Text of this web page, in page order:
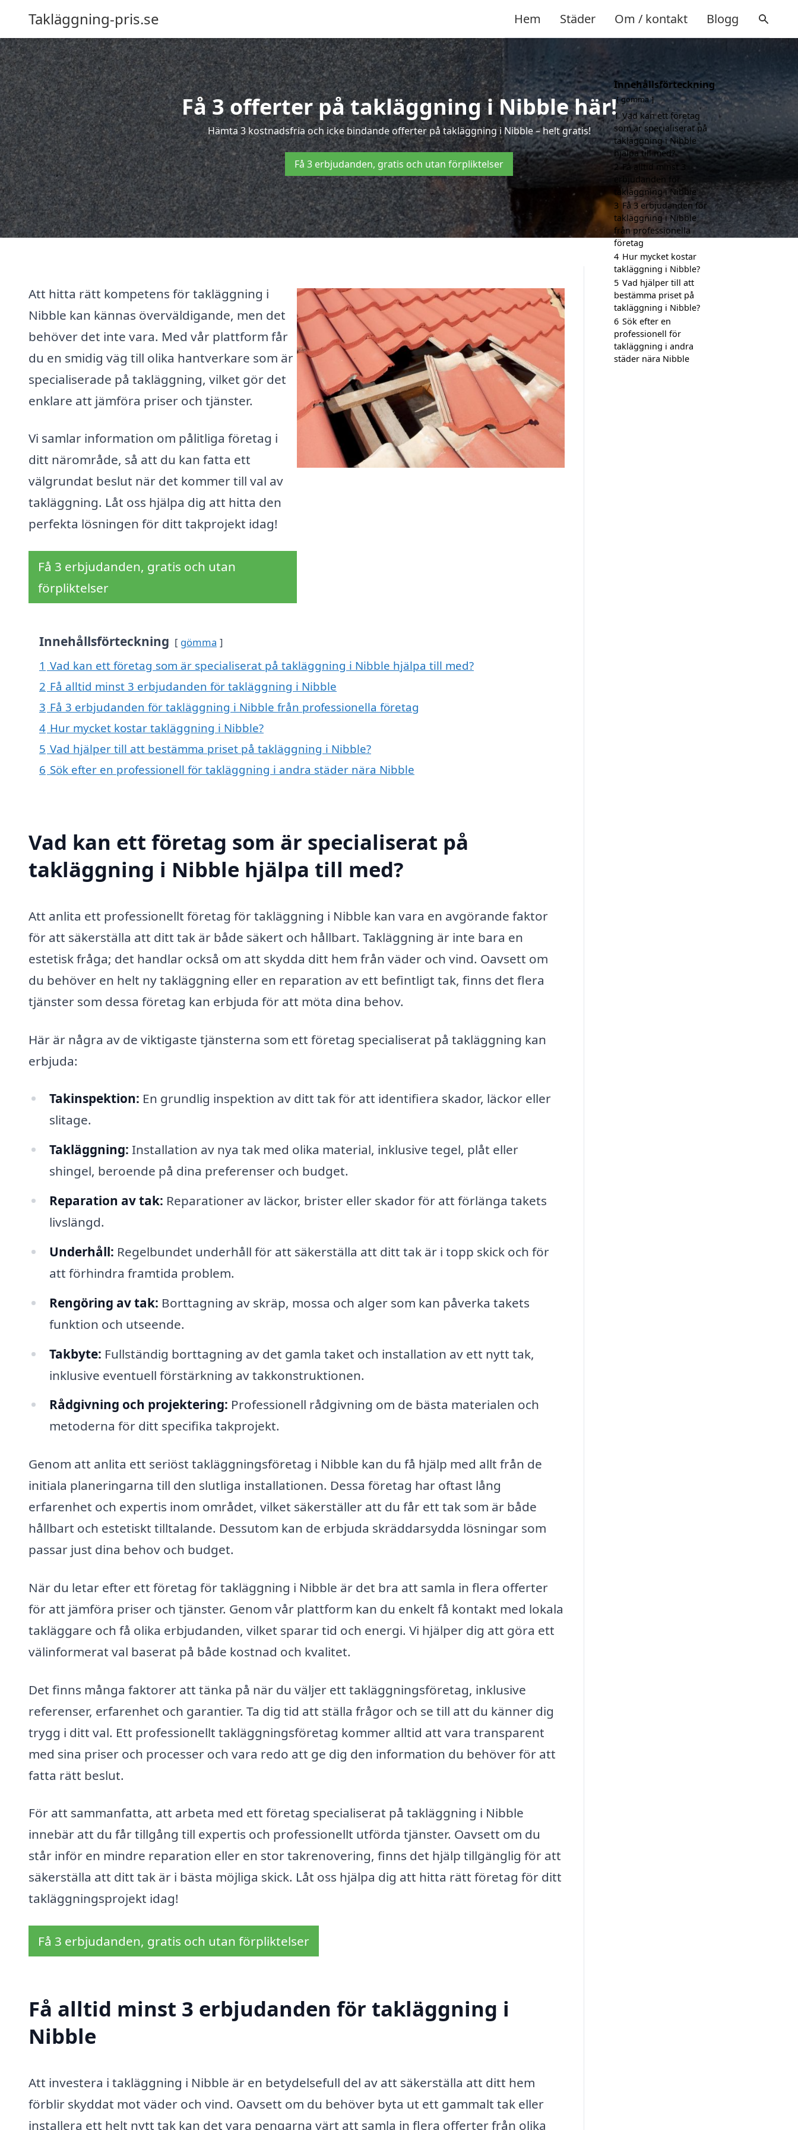
Takläggning-pris.se Hem Städer Om / kontakt Blogg
Få 3 offerter på takläggning i Nibble här!
Hämta 3 kostnadsfria och icke bindande offerter på takläggning i Nibble – helt gratis!
Få 3 erbjudanden, gratis och utan förpliktelser
Att hitta rätt kompetens för takläggning i
Nibble kan kännas överväldigande, men det
behöver det inte vara. Med vår plattform får
du en smidig väg till olika hantverkare som är
specialiserade på takläggning, vilket gör det
enklare att jämföra priser och tjänster.
Vi samlar information om pålitliga företag i
ditt närområde, så att du kan fatta ett
välgrundat beslut när det kommer till val av
takläggning. Låt oss hjälpa dig att hitta den
perfekta lösningen för ditt takprojekt idag!
Få 3 erbjudanden, gratis och utan
förpliktelser
Innehållsförteckning gömma
1 Vad kan ett företag som är specialiserat på takläggning i Nibble hjälpa till med?
2 Få alltid minst 3 erbjudanden för takläggning i Nibble
3 Få 3 erbjudanden för takläggning i Nibble från professionella företag
4 Hur mycket kostar takläggning i Nibble?
5 Vad hjälper till att bestämma priset på takläggning i Nibble?
6 Sök efter en professionell för takläggning i andra städer nära Nibble
Vad kan ett företag som är specialiserat på
takläggning i Nibble hjälpa till med?
Att anlita ett professionellt företag för takläggning i Nibble kan vara en avgörande faktor
för att säkerställa att ditt tak är både säkert och hållbart. Takläggning är inte bara en
estetisk fråga; det handlar också om att skydda ditt hem från väder och vind. Oavsett om
du behöver en helt ny takläggning eller en reparation av ett befintligt tak, finns det flera
tjänster som dessa företag kan erbjuda för att möta dina behov.
Här är några av de viktigaste tjänsterna som ett företag specialiserat på takläggning kan
erbjuda:
Takinspektion: En grundlig inspektion av ditt tak för att identifiera skador, läckor eller
slitage.
Takläggning: Installation av nya tak med olika material, inklusive tegel, plåt eller
shingel, beroende på dina preferenser och budget.
Reparation av tak: Reparationer av läckor, brister eller skador för att förlänga takets
livslängd.
Underhåll: Regelbundet underhåll för att säkerställa att ditt tak är i topp skick och för
att förhindra framtida problem.
Rengöring av tak: Borttagning av skräp, mossa och alger som kan påverka takets
funktion och utseende.
Takbyte: Fullständig borttagning av det gamla taket och installation av ett nytt tak,
inklusive eventuell förstärkning av takkonstruktionen.
Rådgivning och projektering: Professionell rådgivning om de bästa materialen och
metoderna för ditt specifika takprojekt.
Genom att anlita ett seriöst takläggningsföretag i Nibble kan du få hjälp med allt från de
initiala planeringarna till den slutliga installationen. Dessa företag har oftast lång
erfarenhet och expertis inom området, vilket säkerställer att du får ett tak som är både
hållbart och estetiskt tilltalande. Dessutom kan de erbjuda skräddarsydda lösningar som
passar just dina behov och budget.
När du letar efter ett företag för takläggning i Nibble är det bra att samla in flera offerter
för att jämföra priser och tjänster. Genom vår plattform kan du enkelt få kontakt med lokala
takläggare och få olika erbjudanden, vilket sparar tid och energi. Vi hjälper dig att göra ett
välinformerat val baserat på både kostnad och kvalitet.
Det finns många faktorer att tänka på när du väljer ett takläggningsföretag, inklusive
referenser, erfarenhet och garantier. Ta dig tid att ställa frågor och se till att du känner dig
trygg i ditt val. Ett professionellt takläggningsföretag kommer alltid att vara transparent
med sina priser och processer och vara redo att ge dig den information du behöver för att
fatta rätt beslut.
För att sammanfatta, att arbeta med ett företag specialiserat på takläggning i Nibble
innebär att du får tillgång till expertis och professionellt utförda tjänster. Oavsett om du
står inför en mindre reparation eller en stor takrenovering, finns det hjälp tillgänglig för att
säkerställa att ditt tak är i bästa möjliga skick. Låt oss hjälpa dig att hitta rätt företag för ditt
takläggningsprojekt idag!
Få 3 erbjudanden, gratis och utan förpliktelser
Få alltid minst 3 erbjudanden för takläggning i
Nibble
Att investera i takläggning i Nibble är en betydelsefull del av att säkerställa att ditt hem
förblir skyddat mot väder och vind. Oavsett om du behöver byta ut ett gammalt tak eller
installera ett helt nytt tak kan det vara pengarna värt att samla in flera offerter från olika
Innehållsförteckning
gömma
1 Vad kan ett företag
som är specialiserat på
takläggning i Nibble
hjälpa till med?
2 Få alltid minst 3
erbjudanden för
takläggning i Nibble
3 Få 3 erbjudanden för
takläggning i Nibble
från professionella
företag
4 Hur mycket kostar
takläggning i Nibble?
5 Vad hjälper till att
bestämma priset på
takläggning i Nibble?
6 Sök efter en
professionell för
takläggning i andra
städer nära Nibble